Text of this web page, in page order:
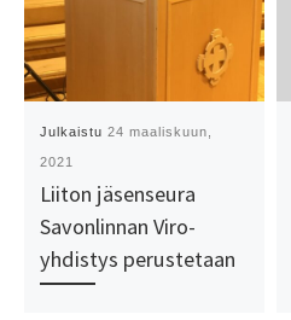
Julkaistu24 maaliskuun,
2021
Liiton jäsenseura
Savonlinnan Viro-
yhdistys perustetaan